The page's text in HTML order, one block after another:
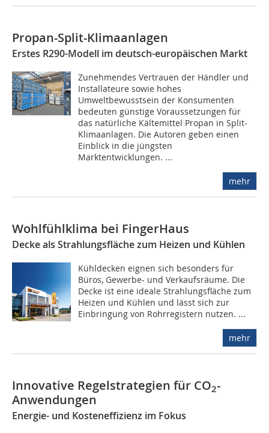
Propan-Split-Klimaanlagen
Erstes R290-Modell im deutsch-europäischen Markt
Zunehmendes Vertrauen der Händler und
Installateure sowie hohes
Umweltbewusstsein der Konsumenten
bedeuten günstige Voraussetzungen für
das natürliche Kältemittel Propan in Split-
Klimaanlagen. Die Autoren geben einen
Einblick in die jüngsten
Marktentwicklungen. ...
mehr
Wohlfühlklima bei FingerHaus
Decke als Strahlungsfläche zum Heizen und Kühlen
Kühldecken eignen sich besonders für
Büros, Gewerbe- und Verkaufsräume. Die
Decke ist eine ideale Strahlungsfläche zum
Heizen und Kühlen und lässt sich zur
Einbringung von Rohrregistern nutzen. ...
mehr
Innovative Regelstrategien für CO2-
Anwendungen
Energie- und Kosteneffizienz im Fokus